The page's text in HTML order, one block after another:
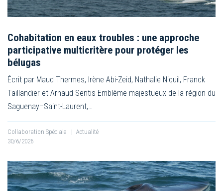
Cohabitation en eaux troubles : une approche
participative multicritère pour protéger les
bélugas
Écrit par Maud Thermes, Irène Abi-Zeid, Nathalie Niquil, Franck
Taillandier et Arnaud Sentis Emblème majestueux de la région du
Saguenay–Saint-Laurent,…
Collaboration Spéciale | Actualité
30/6/2026